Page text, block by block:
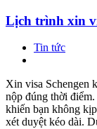
Lịch trình xin
Tin tức
Xin visa Schengen
nộp đúng thời
khiến bạn không
xét duyệt kéo dài.